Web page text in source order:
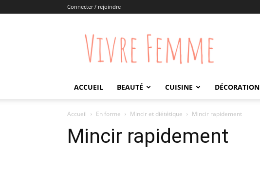
Connecter / rejoindre
Vivre
Femme
ACCUEIL BEAUTÉ CUISINE DÉCORATION
Accueil En forme Mincir et diététique Mincir rapidement
Mincir rapidement